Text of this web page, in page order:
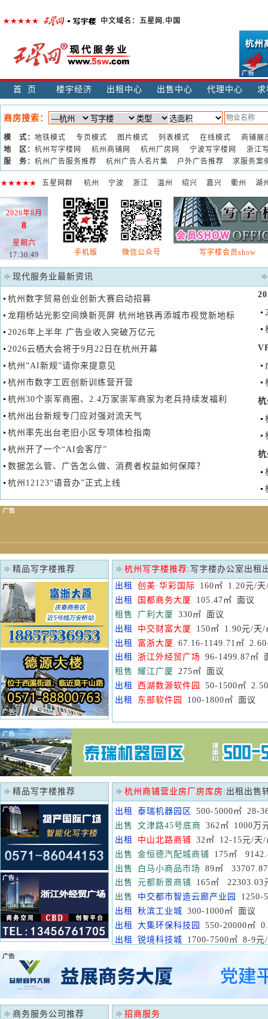
中文域名： 五星网.中国
首页 楼宇经济 出租中心 出售中心 代理中心 求
商房搜索：
模 式： 地铁模式 专页模式 图片模式 列表模式 在线模式
商铺展
地 区： 杭州写字楼网 杭州商铺网 杭州厂房网 宁波写字楼网
浙江
服 务： 杭州广告服务推荐 杭州广告人名片集 户外广告推荐 求服务案
五星网群 杭州 宁波 浙江 温州 绍兴 嘉兴 衢州 湖
2026年8月
8
星期六
17:30:50
手机版 微信公众号 写字楼会员show
现代服务业最新资讯
杭州数字贸易创业创新大赛启动招募
龙翔桥站光影空间焕新亮屏 杭州地铁再添城市视觉新地标
2026年上半年 广告业收入突破万亿元
2026云栖大会将于9月22日在杭州开幕
杭州“AI新规”请你来提意见
杭州市数字工匠创新训练营开营
杭州30个崇军商圈、2.4万家崇军商家为老兵持续发福利
杭州出台新规专门应对强对流天气
杭州率先出台老旧小区专项体检指南
杭州开了一个“AI会客厅”
数据怎么管、广告怎么做、消费者权益如何保障？
杭州12123“语音办”正式上线
精品写字楼推荐 杭州写字楼推荐: 写字楼办公室出租
出租
创美·华彩国际 160㎡ 1.20元/天
出租
国都商务大厦
105.47㎡ 面议
租售
广利大厦
330㎡ 面议
出租
中交财富大厦 150㎡ 1.90元/天/
出租
富浙大厦 67.16-1149.71㎡
出租
浙江外经贸广场 96-1499.87㎡
租售
耀江广厦
275㎡ 面议
出租
西湖数源软件园
50-1500㎡
出租
东部软件园 100-1800㎡ 面议
精品写字楼推荐 杭州商铺营业房厂房库房: 出租出售
出租 泰瑞机器园区
500-5000㎡ 28-
出售
文津路45号底商 362㎡ 1000万
出租
中山北路商铺 32㎡ 12-15元/天
出售
金恒德汽配城商铺 175㎡
出售
白马小商品市场 89㎡
出售
元都新景商铺 165㎡ 22303.03
出售
中交都市智造云廊产业园
1250-
出租
秋滨工业城 300-1000㎡ 面议
出租
大集环保科技园
550-20000㎡
出租
锐境科技城 1700-7500㎡ 8-9元
商务服务公司推荐 招商服务